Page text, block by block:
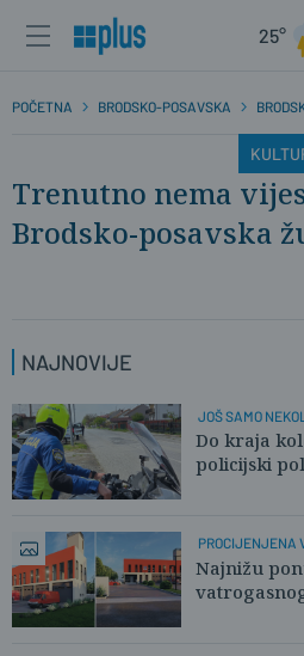
25°
POČETNA BRODSKO-POSAVSKA
Trenutno nema
Brodsko-posavska
NAJNOVIJE
JOŠ SAMO
Do kraja
policijski
PROCIJENJENA
Najnižu